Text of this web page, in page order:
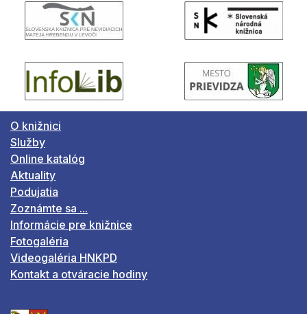
O knižnici
Služby
Online katalóg
Aktuality
Podujatia
Zoznámte sa ...
Informácie pre knižnice
Fotogaléria
Videogaléria HNKPD
Kontakt a otváracie hodiny